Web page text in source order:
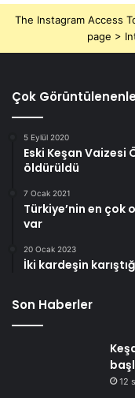
The Instagram Access
page >
Çok
5 Eylül 2020
Eski Keşan Vaizesi
öldürüldü
7 Ocak 2021
Türkiye’nin en çok
var
20 Ocak 2023
İki kardeşin
Son Haberler
12